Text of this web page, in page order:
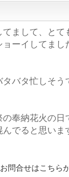
まして、とて
ョーイしてま
バタ忙しそう
奉納花火の日
でると思いま
問合せはこちら